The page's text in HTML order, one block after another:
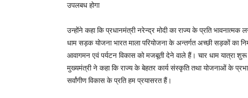
उपलबध होगा
उन्होंने कहा कि प्रधानमंत्री नरेन्द्र मोदी का राज्य के प्रति
धाम सड़क योजना भारत माला परियोजना के अन्तर्गत अच्छी सड़कों का
आवागमन एवं पर्यटन विकास को मजबूती देने वाले हैं। चार धाम यात्रा
मुख्यमंत्री ने कहा कि राज्य के बेहतर कार्य संस्कृति तथा योजनाओं के
सर्वांगीण विकास के प्रति हम प्रयासरत हैं।